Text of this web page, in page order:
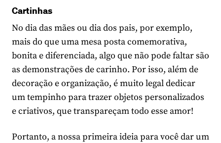
Cartinhas
No dia das mães ou dia dos pais, por exemplo,
mais do que uma mesa posta comemorativa,
bonita e diferenciada, algo que não pode faltar são
as demonstrações de carinho. Por isso, além de
decoração e organização, é muito legal dedicar
um tempinho para trazer objetos personalizados
e criativos, que transpareçam todo esse amor!
Portanto, a nossa primeira ideia para você dar um